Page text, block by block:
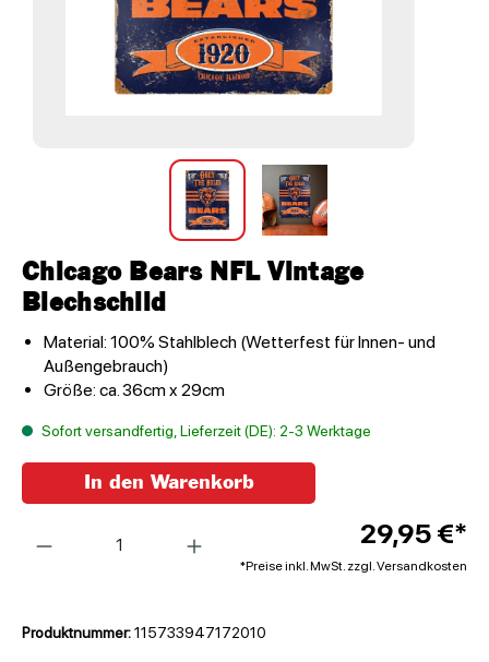
Chicago Bears NFL Vintage
Blechschild
Material: 100% Stahlblech (Wetterfest für Innen- und
Außengebrauch)
Größe: ca. 36cm x 29cm
Sofort versandfertig, Lieferzeit (DE): 2-3 Werktage
29,95 €*
*Preise inkl. MwSt. zzgl. Versandkosten
In den Warenkorb
Produktnummer:115733947172010